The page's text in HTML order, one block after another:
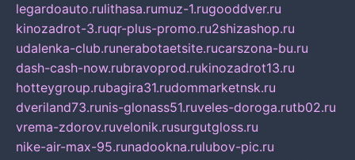
legardoauto.rulithasa.rumuz-1.rugooddver.ru
kinozadrot-3.ruqr-plus-promo.ru2shizashop.ru
udalenka-club.runerabotaetsite.rucarszona-bu.ru
dash-cash-now.rubravoprod.rukinozadrot13.ru
hotteygroup.rubagira31.rudommarketnsk.ru
dveriland73.runis-glonass51.ruveles-doroga.rutb02.ru
vrema-zdorov.ruvelonik.rusurgutgloss.ru
nike-air-max-95.runadookna.rulubov-pic.ru